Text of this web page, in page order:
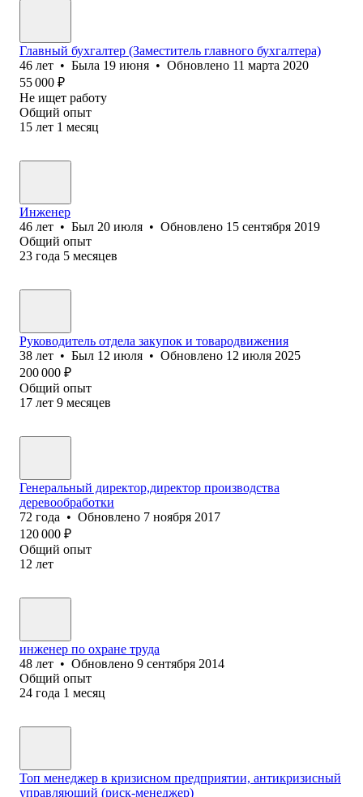
Главный бухгалтер (Заместитель главного бухгалтера)
46 лет • Была 19 июня • Обновлено 11 марта 2020
55 000 ₽
Не ищет работу
Общий опыт
15 лет 1 месяц
Инженер
46 лет • Был 20 июля • Обновлено 15 сентября 2019
Общий опыт
23 года 5 месяцев
Руководитель отдела закупок и товародвижения
38 лет • Был 12 июля • Обновлено 12 июля 2025
200 000 ₽
Общий опыт
17 лет 9 месяцев
Генеральный директор,директор производства
деревообработки
72 года • Обновлено 7 ноября 2017
120 000 ₽
Общий опыт
12 лет
инженер по охране труда
48 лет • Обновлено 9 сентября 2014
Общий опыт
24 года 1 месяц
Топ менеджер в кризисном предприятии, антикризисный
управляющий (риск-менеджер)